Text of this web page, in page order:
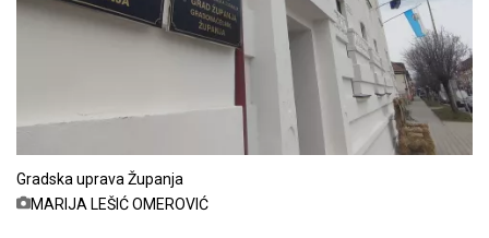
Gradska uprava Županja
MARIJA LEŠIĆ OMEROVIĆ